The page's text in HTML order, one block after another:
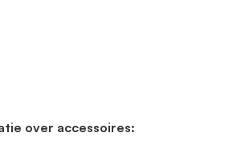
over accessoires: